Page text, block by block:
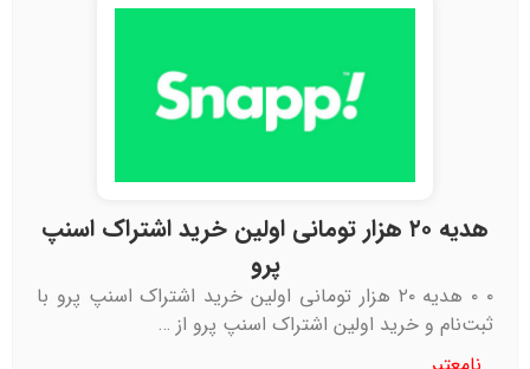
هدیه ۲۰ هزار تومانی اولین خرید اشتراک اسنپ
پرو
۰ ۰ هدیه ۲۰ هزار تومانی اولین خرید اشتراک اسنپ پرو با
ثبت‌نام و خرید اولین اشتراک اسنپ پرو از …